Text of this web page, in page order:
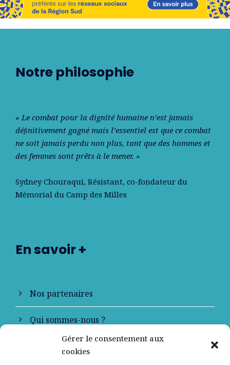
Gérer le consentement aux
cookies
Notre philosophie
« Le combat pour la dignité humaine n’est jamais
déﬁnitivement gagné mais l’essentiel est que ce combat
ne soit jamais perdu non plus, tant que des hommes et
des femmes sont prêts à le mener. »
Sydney Chouraqui, Résistant, co-fondateur du
Mémorial du Camp des Milles
En savoir +
Nos partenaires
Qui sommes-nous ?
Contactez-nous